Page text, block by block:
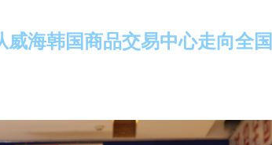
威海韩国商品交易中心走向全国